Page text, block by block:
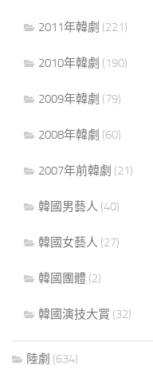
2011年韓劇 (221)
2010年韓劇 (190)
2009年韓劇 (79)
2008年韓劇 (60)
2007年前韓劇 (21)
韓國男藝人 (40)
韓國女藝人 (27)
韓國團體 (2)
韓國演技大賞 (32)
陸劇 (634)